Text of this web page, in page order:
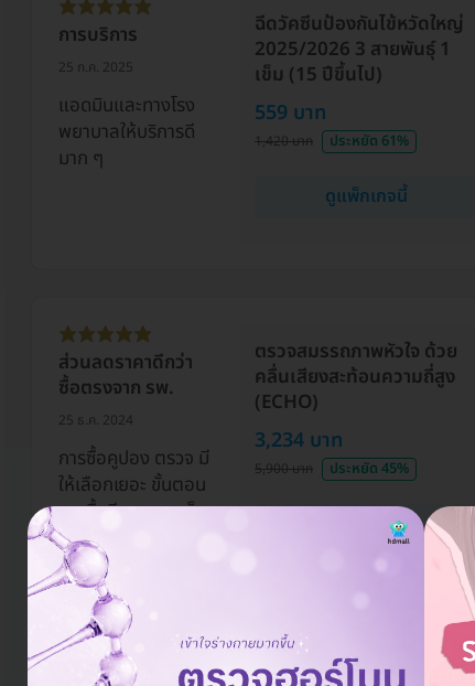
การบริการ
25 ก.ค. 2025
แอดมินและทางโรง
พยาบาลให้บริการดี
มาก ๆ
ฉีดวัคซีนป้องกันไข้หวัดใหญ่
2025/2026 3 สายพันธุ์ 1
เข็ม (15 ปีขึ้นไป)
559 บาท
1,420 บาท ประหยัด 61%
ดูแพ็กเกจนี้
ส่วนลดราคาดีกว่า
ซื้อตรงจาก รพ.
25 ธ.ค. 2024
การซื้อคูปอง ตรวจ มี
ให้เลือกเยอะ ขั้นตอน
การซื้อดีมาก รวดเร็ว
ไปถึง รพ. ก็ไปตามนัด
หมายที่ admin
ประสานงานไว้ ดี และ
รวดเร็ว มาก
ตรวจสมรรถภาพหัวใจ ด้วย
คลื่นเสียงสะท้อนความถี่สูง
(ECHO)
3,234 บาท
5,900 บาท ประหยัด 45%
ดูแพ็กเกจนี้